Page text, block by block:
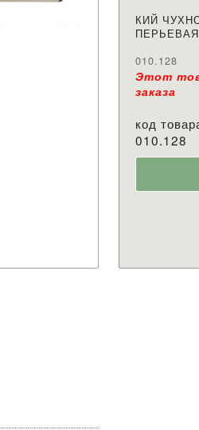
КИЙ
010.128
Этот
заказа
код
010.128